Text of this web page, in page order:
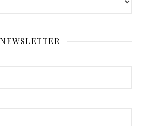
NEWSLETTER